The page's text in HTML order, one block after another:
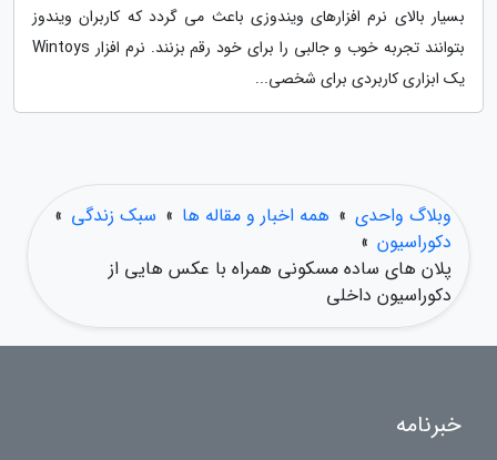
بسیار بالای نرم افزارهای ویندوزی باعث می گردد که کاربران ویندوز
بتوانند تجربه خوب و جالبی را برای خود رقم بزنند. نرم افزار Wintoys
یک ابزاری کاربردی برای شخصی...
وبلاگ واحدی » همه اخبار و مقاله ها » سبک زندگی »
دکوراسیون »
پلان های ساده مسکونی همراه با عکس هایی از
دکوراسیون داخلی
خبرنامه